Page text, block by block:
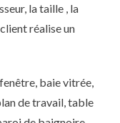
la taille , la
réalise un
baie vitrée,
de travail, table